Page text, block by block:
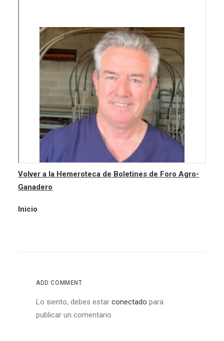
Volver a la Hemeroteca de Boletines de Foro Agro-
Ganadero
Inicio
ADD COMMENT
Lo siento, debes estar conectado para
publicar un comentario.